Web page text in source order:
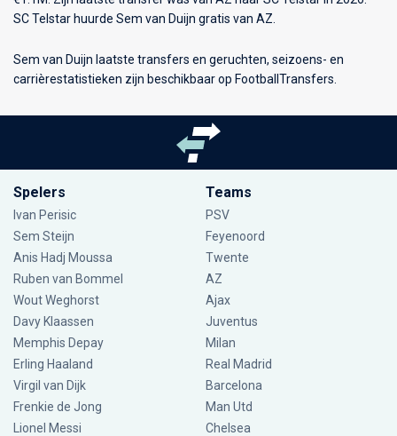
SC Telstar huurde Sem van Duijn gratis van AZ.
Sem van Duijn laatste transfers en geruchten, seizoens- en
carrièrestatistieken zijn beschikbaar op FootballTransfers.
Spelers
Ivan Perisic
Sem Steijn
Anis Hadj Moussa
Ruben van Bommel
Wout Weghorst
Davy Klaassen
Memphis Depay
Erling Haaland
Virgil van Dijk
Frenkie de Jong
Lionel Messi
Teams
PSV
Feyenoord
Twente
AZ
Ajax
Juventus
Milan
Real Madrid
Barcelona
Man Utd
Chelsea